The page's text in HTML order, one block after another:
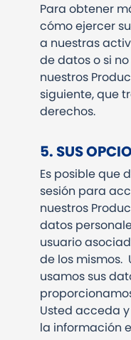
Para obtener
cómo ejercer
a nuestras
de datos o si
nuestros
siguiente, que
derechos.
5. SUS
Es posible que
sesión para
nuestros
datos
usuario
de los mismos.
usamos sus
Usted acceda
la información